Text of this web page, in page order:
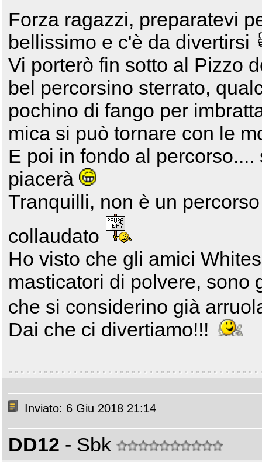
Forza ragazzi, preparatevi
bellissimo e c'è da divertirsi
Vi porterò fin sotto al Pizzo
bel percorsino sterrato,
pochino di fango per
mica si può tornare con le
E poi in fondo al
piacerà
Tranquilli, non è un
collaudato
Ho visto che gli amici
masticatori di polvere, sono
che si considerino già
Dai che ci divertiamo!!!
Inviato: 6 Giu 2018 21:14
DD12 - Sbk